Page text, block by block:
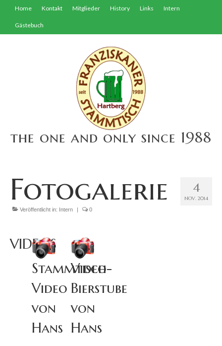
Home Kontakt Mitglieder History Links Intern
Gästebuch
the one and only since 1988
4
NOV. 2014
Fotogalerie
Veröffentlicht in: Intern | 0
VIDEOS
Stammtisch-
Video
von
Hans
Video
Bierstube
von
Hans